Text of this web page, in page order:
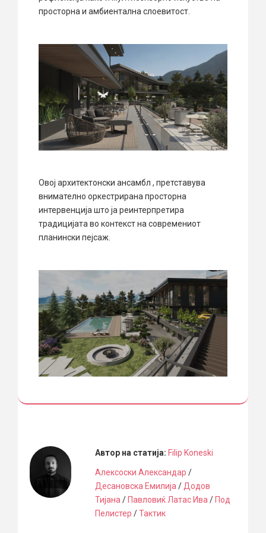
просторна и амбиентална слоевитост.
Овој архитектонски ансамбл , претставува
внимателно оркестрирана просторна
интервенција што ја реинтерпретира
традицијата во контекст на современиот
планински пејсаж.
Автор на статија: Filip Koneski
Алексоски Александар /
Десановска Емилија / Додов
Тијана / Павловиќ Латас Ива / Под
Пелистер /Тактик